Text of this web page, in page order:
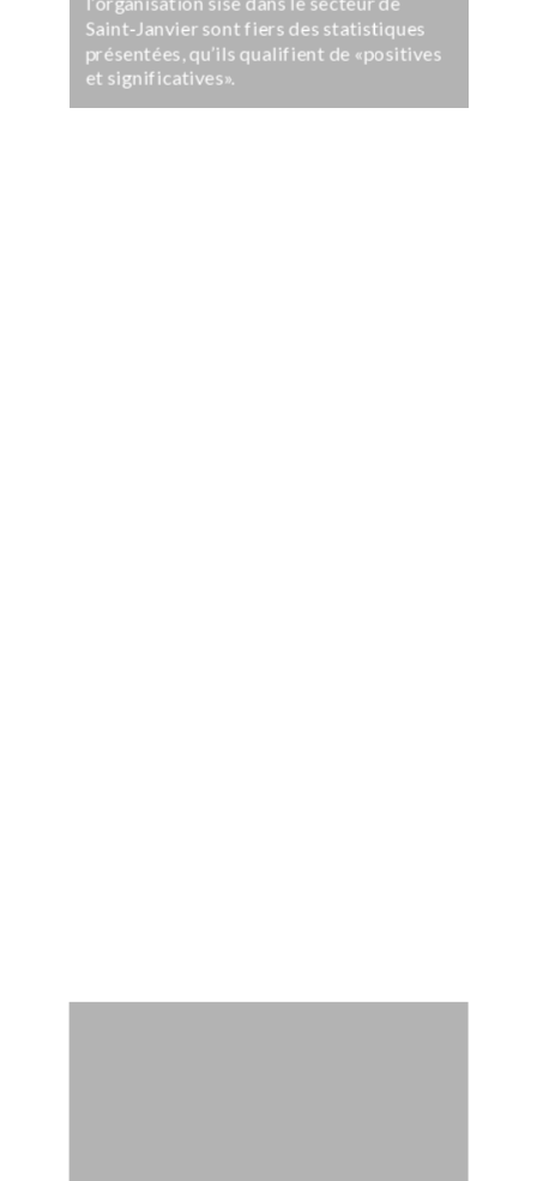
Saint-Janvier sont fiers des statistiques
présentées, qu’ils qualifient de «positives
et significatives».